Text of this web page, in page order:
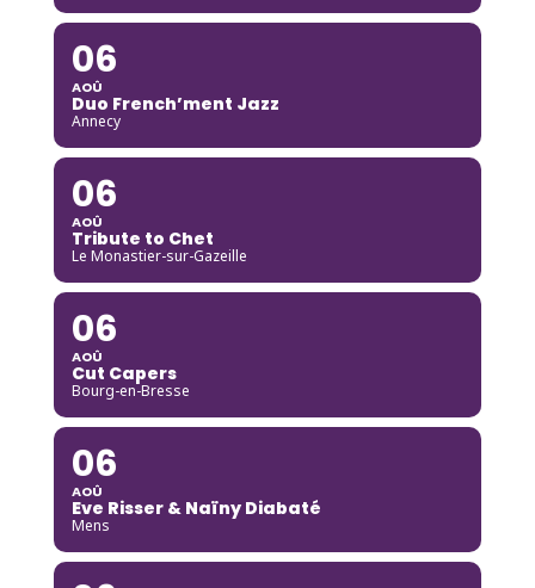
06
AOÛ
Duo French’ment Jazz
Annecy
06
AOÛ
Tribute to Chet
Le Monastier-sur-Gazeille
06
AOÛ
Cut Capers
Bourg-en-Bresse
06
AOÛ
Eve Risser & Naïny Diabaté
Mens